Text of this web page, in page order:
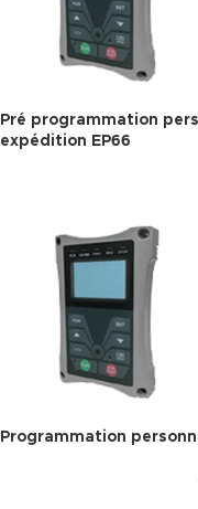
Pré programmation
expédition EP66
Programmation